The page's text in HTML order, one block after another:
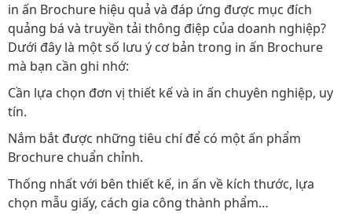
in ấn Brochure hiệu quả và đáp ứng được mục đích
quảng bá và truyền tải thông điệp của doanh nghiệp?
Dưới đây là một số lưu ý cơ bản trong in ấn Brochure
mà bạn cần ghi nhớ:
Cần lựa chọn đơn vị thiết kế và in ấn chuyên nghiệp, uy
tín.
Nắm bắt được những tiêu chí để có một ấn phẩm
Brochure chuẩn chỉnh.
Thống nhất với bên thiết kế, in ấn về kích thước, lựa
chọn mẫu giấy, cách gia công thành phẩm…